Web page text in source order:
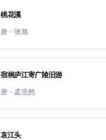
桃花溪
唐 - 张旭
宿桐庐江寄广陵旧游
唐 - 孟浩然
哀江头